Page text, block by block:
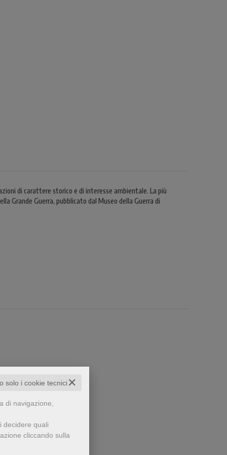
✕
solo i cookie tecnici
di navigazione,
decidere quali
cliccando sulla
di carattere storico e di interesse ambientale. La più
Grande Guerra, pubblicato dal Museo della Guerra di